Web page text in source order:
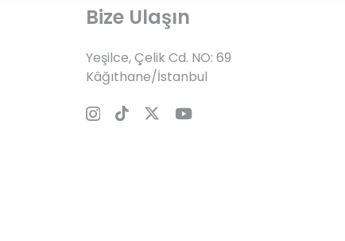
Bize Ulaşın
Yeşilce, Çelik Cd. NO: 69
Kâğıthane/İstanbul